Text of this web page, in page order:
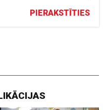
PIERAKSTĪTIES